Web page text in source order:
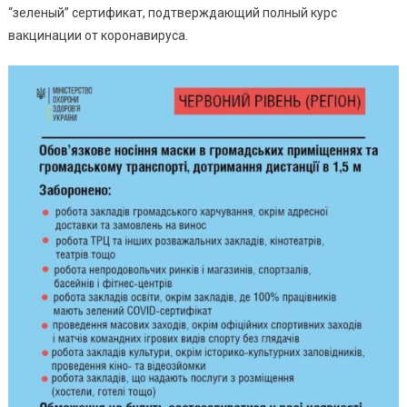
“зеленый” сертификат, подтверждающий полный курс
вакцинации от коронавируса